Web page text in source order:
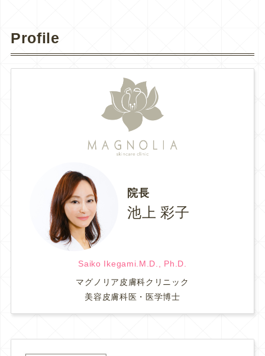
Profile
院長
池上 彩子
Saiko Ikegami.M.D., Ph.D.
マグノリア皮膚科クリニック
美容皮膚科医・医学博士